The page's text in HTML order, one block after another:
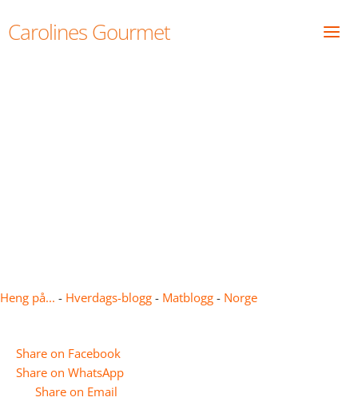
toCarolines Gourmet
Heng på... - Hverdags-blogg - Matblogg - Norge
Share on Facebook
Share on WhatsApp
Share on Email